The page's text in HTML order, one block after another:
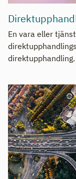
En vara eller
direktupphandling.